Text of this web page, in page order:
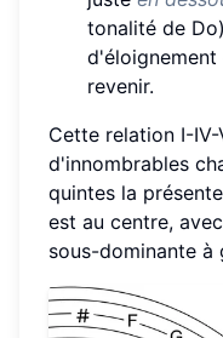
tonalité de
revenir.
Cette relation I-
d'innombrables
quintes la
est au centre,
sous-dominante à